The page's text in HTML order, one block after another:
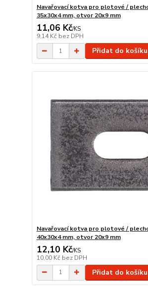
Navařovací kotva pro plotové /
35x30x4 mm, otvor 20x9 mm
11,06 Kč/KS
9,14 Kč bez DPH
Přidat do košíku
Navařovací kotva pro plotové /
40x30x4 mm, otvor 20x9 mm
12,10 Kč/KS
10,00 Kč bez DPH
Přidat do košíku